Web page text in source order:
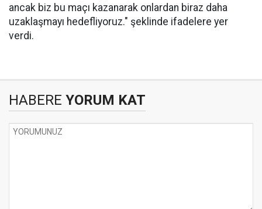
ancak biz bu maçı kazanarak onlardan biraz daha
uzaklaşmayı hedefliyoruz." şeklinde ifadelere yer
verdi.
HABERE YORUM KAT